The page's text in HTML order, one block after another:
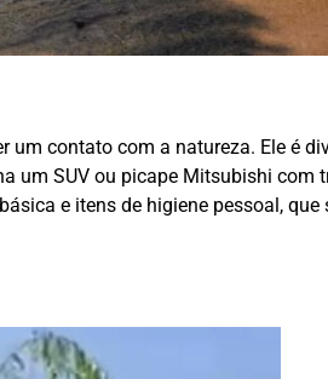
contato com a natureza. Ele é
um SUV ou picape Mitsubishi com
e itens de higiene pessoal,